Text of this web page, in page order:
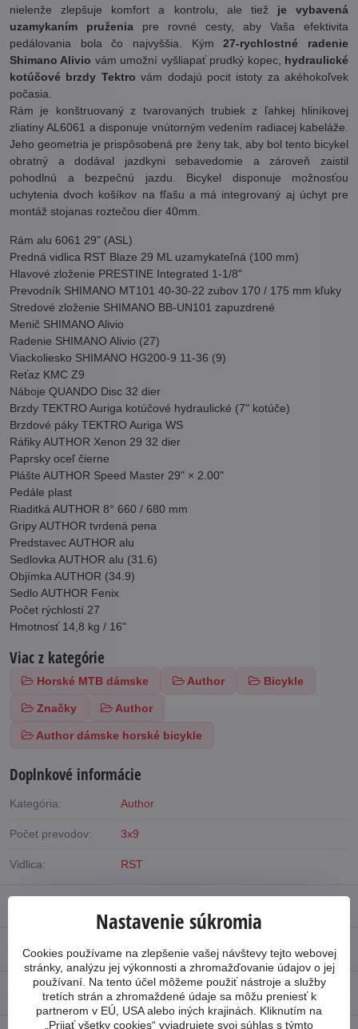
nielenže zlepšuje komfort a kontrolu, ale tiež je vybavená
uzamykaním pruženia pre rovné cesty, aby Vaša efektivita
pedálovania bola čo najvyššia. Kým27-rychlostné radenie
Shimano Alivio vám umožní vyšliapať prudký kopec, hydraulické
kotúčové brzdy Tektro vám dodajú pocit istoty za akéhokoľvek
počasia.
Rám je konštruovaný z tvarovaných trubiek z ľahkej hliníkovej
zliatiny AL6061 a disponuje vnútorným vedením radiacej kabeláže.
Jeho geometria je prispôsobená pre ženy tak, aby bol tento bicykel
obratný a dodával jazdkyni sebavedomie a zároveň zaistil
pohodlnú a bezpečnú jazdu. Bicykel disponuje možnosťou
uchytenia dvoch košíkov na fľašu a má integrovaný aj úchyt pre
montáž stojanas roztečou dier 40mm.
Rám alu 6061 29" (ASL)
Predná vidlica RST Blaze 29 ML uzamykateľná (100 mm)
Hlavové zloženie PRESTINE Integrated 1-1/8"
Prevodník SHIMANO MT101 40-30-22 zubov 170 / 175 mm kľuky
Stredové zloženie SHIMANO BB-UN101 zapuzdrené
Menič SHIMANO Alivio
Radenie SHIMANO Alivio (27)
Viackoliesko SHIMANO HG200-9 11-36 (9)
Reťaz KMC Z9
Náboje QUANDO Disc 32 dier
Brzdy TEKTRO Auriga kotúčové hydraulické (7" kotúče)
Brzdové páky TEKTRO Auriga WS
Ráfiky AUTHOR Xenon 29 32 dier
Paprsky oceľ čierne
Plášte AUTHOR Speed Master 29" × 2.00"
Pedále plast
Riaditká AUTHOR 8° 660 / 680 mm
Gripy AUTHOR tvrdená pena
Predstavec AUTHOR alu
Sedlovka AUTHOR alu (31.6)
Objímka AUTHOR (34.9)
Sedlo AUTHOR Fenix
Počet rýchlostí 27
Hmotnosť 14,8 kg / 16"
Viac z kategórie
Horské MTB dámske Author Bicykle
Značky Author
Author dámske horské bicykle
Doplnkové informácie
Kategória: Author
Počet prevodov: 3x9
Vidlica: RST
Recenzie
Diskusia 0
Nastavenie súkromia
Cookies používame na zlepšenie vašej návštevy tejto webovej
stránky, analýzu jej výkonnosti a zhromažďovanie údajov o jej
používaní. Na tento účel môžeme použiť nástroje a služby
tretích strán a zhromaždené údaje sa môžu preniesť k
partnerom v EÚ, USA alebo iných krajinách. Kliknutím na
„Prijať všetky cookies“ vyjadrujete svoj súhlas s týmto